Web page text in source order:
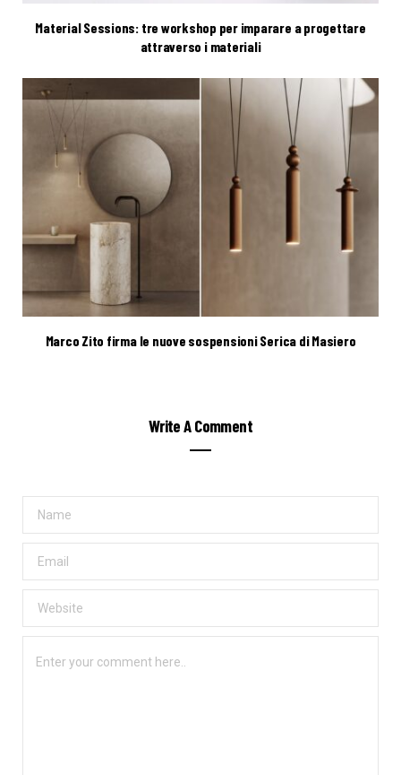
Material Sessions: tre workshop per imparare a progettare
attraverso i materiali
Marco Zito firma le nuove sospensioni Serica di Masiero
Write A Comment